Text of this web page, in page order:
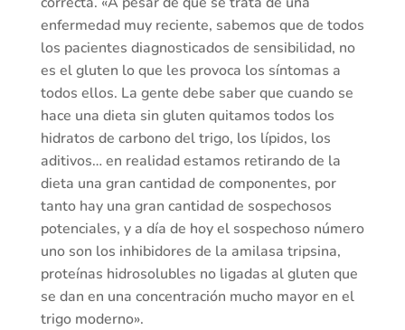
enfermedad muy reciente, sabemos que de todos
los pacientes diagnosticados de sensibilidad, no
es el gluten lo que les provoca los síntomas a
todos ellos. La gente debe saber que cuando se
hace una dieta sin gluten quitamos todos los
hidratos de carbono del trigo, los lípidos, los
aditivos… en realidad estamos retirando de la
dieta una gran cantidad de componentes, por
tanto hay una gran cantidad de sospechosos
potenciales, y a día de hoy el sospechoso número
uno son los inhibidores de la amilasa tripsina,
proteínas hidrosolubles no ligadas al gluten que
se dan en una concentración mucho mayor en el
trigo moderno».